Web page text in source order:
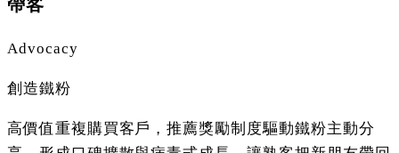
帶客
Advocacy
創造鐵粉
高價值重複購買客戶，推薦獎勵制度驅動鐵粉主動分